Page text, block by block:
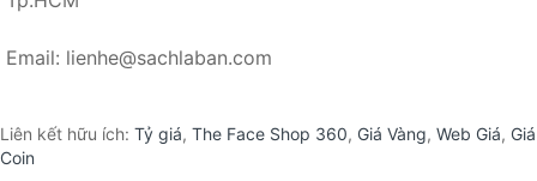
Email: lienhe@sachlaban.com
Liên kết hữu ích: Tỷ giá, The Face Shop 360, Giá Vàng, Web Giá, Giá
Coin